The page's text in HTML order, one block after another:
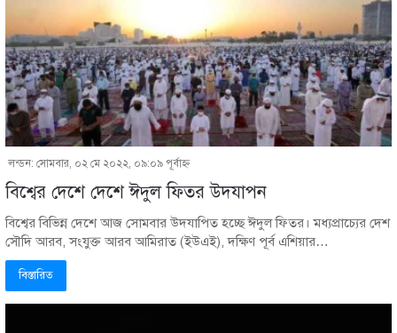
লন্ডন: সোমবার, ০২ মে ২০২২, ০৯:০৯ পূর্বাহ্ণ
বিশ্বের দেশে দেশে ঈদুল ফিতর উদযাপন
বিশ্বের বিভিন্ন দেশে আজ সোমবার উদযাপিত হচ্ছে ঈদুল ফিতর। মধ্যপ্রাচ্যের দেশ
সৌদি আরব, সংযুক্ত আরব আমিরাত (ইউএই), দক্ষিণ পূর্ব এশিয়ার…
বিস্তারিত